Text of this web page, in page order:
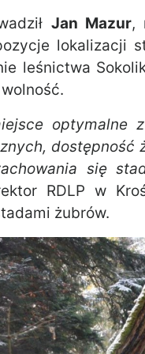
Jan Mazur,
lokalizacji
leśnictwa
optymalne
dostępność
się
RDLP w
żubrów.